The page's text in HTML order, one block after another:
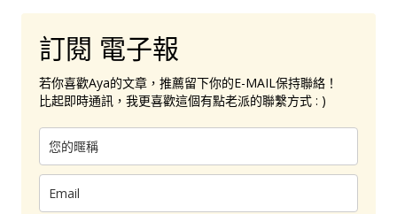
訂閱 電子報
若你喜歡Aya的文章，推薦留下你的E-MAIL保持聯絡！
比起即時通訊，我更喜歡這個有點老派的聯繫方式 : )